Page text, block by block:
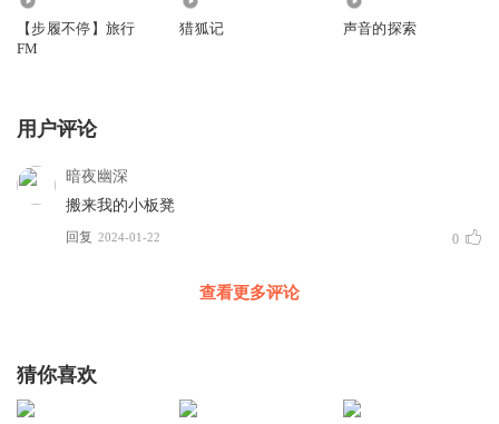
【步履不停】旅行
FM
猎狐记 声音的探索
用户评论
暗夜幽深
搬来我的小板凳
回复 2024-01-22 0
查看更多评论
猜你喜欢